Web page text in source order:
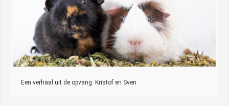
Een verhaal uit de opvang: Kristof en Sven